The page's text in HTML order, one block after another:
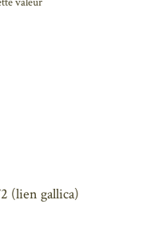
(lien gallica)